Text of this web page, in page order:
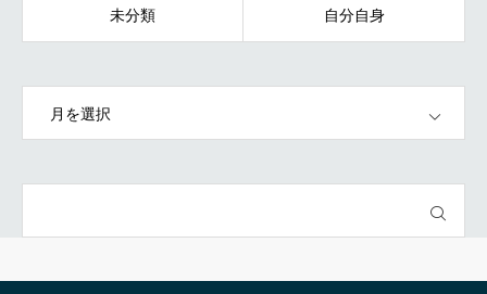
未分類 自分自身